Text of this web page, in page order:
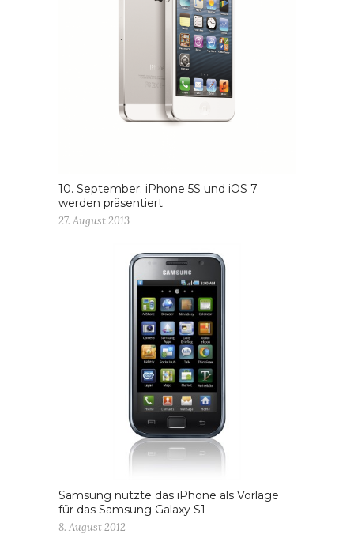
10. September: iPhone 5S und iOS 7
werden präsentiert
27. August 2013
Samsung nutzte das iPhone als Vorlage
für das Samsung Galaxy S1
8. August 2012